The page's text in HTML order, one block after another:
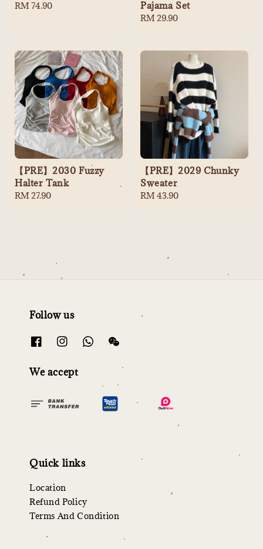
Regular
RM 74.90
Pajama Set
Regular
RM 29.90
【PRE】2030 Fuzzy
Halter Tank
Regular
RM 27.90
【PRE】2029 Chunky
Sweater
Regular
RM 43.90
Follow us
We accept
Quick links
Location
Refund Policy
Terms And Condition